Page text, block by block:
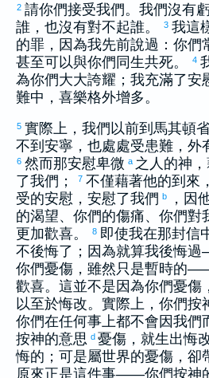
2 請你們接受我們。我們沒有
誰，也沒有對不起誰。
3 我這
的罪，因為我先前說過：你們
甚至可以與你們同生共死。
4
為你們大大誇耀；我充滿了安
難中，喜樂格外增多。
5 實際上，我們以前到 馬其頓
不到安寧，也處處受患難，外
6 然而那安慰卑微 a 之人的神
了我們；
7 不僅藉著他的到來
受的安慰，安慰了我們 b
，因
的渴望、你們的傷痛、你們對
更加歡喜。
8 即使我在那封信
不後悔了；因為就算我後悔
你們憂傷，雖然只是暫時的
歡喜。這並不是因為你們憂傷
以至於悔改。實際上，你們按
你們在任何事上都不會因我們
按神的意思 d 憂傷，就生出悔
悔的；可是屬世界的憂傷，卻
原來正是這件事——你們按神